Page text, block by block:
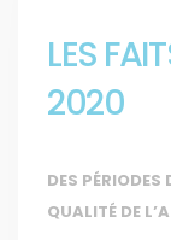
LES
2020
DES
QUALITÉ DE